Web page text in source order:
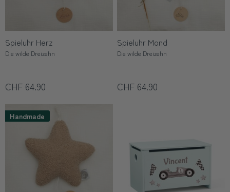
Spieluhr Herz
Die wilde Dreizehn
CHF 64.90
Spieluhr Mond
Die wilde Dreizehn
CHF 64.90
Handmade